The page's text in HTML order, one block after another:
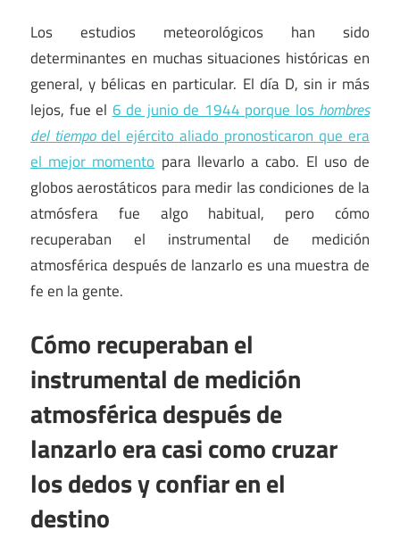
Los estudios meteorológicos han sido
determinantes en muchas situaciones históricas en
general, y bélicas en particular. El día D, sin ir más
lejos, fue el 6 de junio de 1944 porque los hombres
del tiempodel ejército aliado pronosticaron que era
el mejor momento para llevarlo a cabo. El uso de
globos aerostáticos para medir las condiciones de la
atmósfera fue algo habitual, pero cómo
recuperaban el instrumental de medición
atmosférica después de lanzarlo es una muestra de
fe en la gente.
Cómo recuperaban el
instrumental de medición
atmosférica después de
lanzarlo era casi como cruzar
los dedos y confiar en el
destino